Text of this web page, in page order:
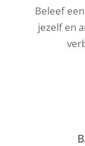
Beleef
jezelf en